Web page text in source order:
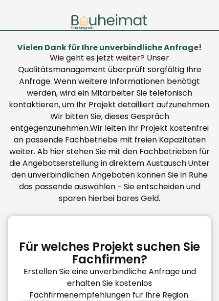
Vielen Dank für Ihre unverbindliche Anfrage!
Wie geht es jetzt weiter? Unser
Qualitätsmanagement überprüft sorgfältig Ihre
Anfrage. Wenn weitere Informationen benötigt
werden, wird ein Mitarbeiter Sie telefonisch
kontaktieren, um Ihr Projekt detailliert aufzunehmen.
Wir bitten Sie, dieses Gespräch
entgegenzunehmen.Wir leiten Ihr Projekt kostenfrei
an passende Fachbetriebe mit freien Kapazitäten
weiter. Ab hier stehen Sie mit den Fachbetrieben für
die Angebotserstellung in direktem Austausch.Unter
den unverbindlichen Angeboten können Sie in Ruhe
das passende auswählen - Sie entscheiden und
sparen hierbei bares Geld.
Für welches Projekt suchen Sie
Fachfirmen?
Erstellen Sie eine unverbindliche Anfrage und
erhalten Sie kostenlos
Fachfirmenempfehlungen für Ihre Region.